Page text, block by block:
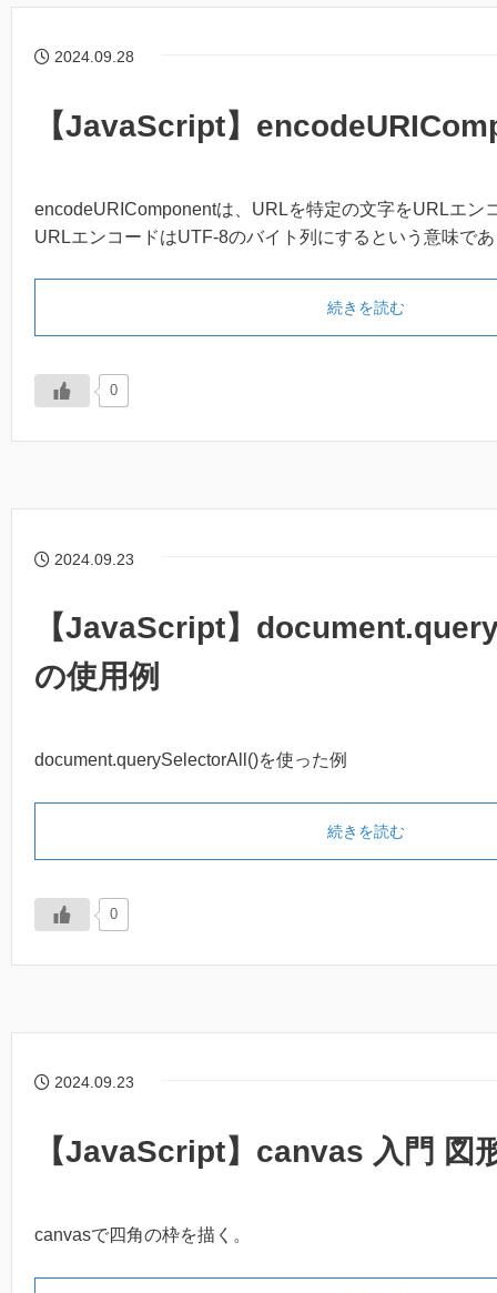
2024.09.28
【JavaScript】
encodeURIComponentは、URLを特定の文字をURLエン
URLエンコードはUTF-8のバイト列にするという意味で
続きを読む
0
2024.09.23
【JavaScript】
の使用例
document.querySelectorAll()を使った例
続きを読む
0
2024.09.23
【JavaScript】canvas 入門 図
canvasで四角の枠を描く。